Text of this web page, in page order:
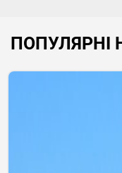
ПОПУЛЯРНІ